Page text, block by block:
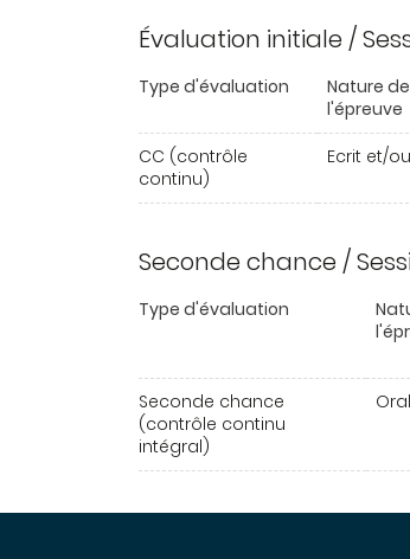
Évaluation initiale /
Type d'évaluation
Nature de
l'épreuve
CC (contrôle
continu)
Ecrit et/
Seconde chance /
Type d'évaluation
Seconde chance
(contrôle continu
intégral)
Oral